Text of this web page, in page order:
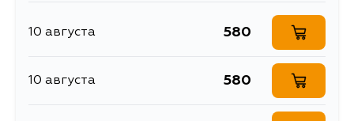
GJEFP, GJ5FW, GJ5FP, GJ527,
GJ526, GJ523, GJ522, GJ521,
10 августа 580
10 августа 580